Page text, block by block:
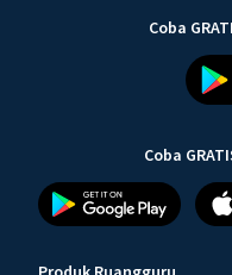
Coba
Coba